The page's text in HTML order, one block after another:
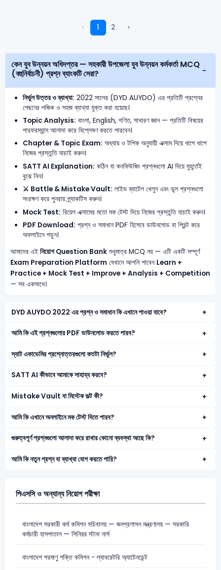
‹ 1 2 ›
কেন যুব উন্নয়ন অধিদপ্তর — সহকারী উপজেলা যুব উন্নয়ন কর্মকর্তা MCQ
(বহুনির্বাচনী) প্রশ্ন ব্যাংকটি সেরা?
নির্ভুল উত্তর ও ব্যাখ্যা: 2022 সালের (DYD AUYDO) এর প্রতিটি প্রশ্নের
পেছনের লজিক ও সহজ ব্যাখ্যা যুক্ত করা হয়েছে।
Topic Analysis: বাংলা, English, গণিত, সাধারণ জ্ঞান — প্রতিটি বিষয়ের
পারফরম্যান্স আলাদা করে বিশ্লেষণ করতে পারবেন।
Chapter & Topic Exam: অধ্যায় ও টপিক অনুযায়ী এক্সাম দিয়ে ধাপে ধাপে
নিজের প্রস্তুতি যাচাই করুন।
SATT AI Explanation: কঠিন বা কনফিউজিং প্রশ্নগুলো AI দিয়ে মুহূর্তেই
বুঝে নিন।
⚔️ Battle & Mistake Vault: লাইভ ব্যাটেল খেলুন এবং ভুল প্রশ্নগুলো
সংরক্ষণ করে পুনরায় প্র্যাকটিস করুন।
Mock Test: রিয়েল এক্সামের মতো মক টেস্ট দিয়ে নিজের প্রস্তুতি যাচাই করুন।
PDF Download: প্রশ্ন ও সমাধান PDF হিসেবে ডাউনলোড বা প্রিন্ট করে
অফলাইনে পড়ুন।
আমাদের এই নিয়োগ Question Bankশুধুমাত্র MCQ নয় — এটি একটি সম্পূর্ণ
Exam Preparation Platform যেখানে আপনি পাবেন Learn +
Practice + Mock Test + Improve + Analysis + Competition
— সব একসাথে।
DYD AUYDO 2022 এর প্রশ্ন ও সমাধান কি এখানে পাওয়া যাবে?
আমি কি এই প্রশ্নগুলোর PDF ডাউনলোড করতে পারব?
স্যাট একাডেমির প্রশ্নোত্তরগুলো কতটা নির্ভুল?
SATT AI কীভাবে আমাকে সাহায্য করবে?
Mistake Vault বা মিস্টেক ভল্ট কী?
আমি কি এখানে অনলাইনে মক টেস্ট দিতে পারব?
গুরুত্বপূর্ণ প্রশ্নগুলো আলাদা করে রাখার কোনো ব্যবস্থা আছে কি?
আমি কি নতুন প্রশ্ন বা ব্যাখ্যা যোগ করতে পারি?
পিএসসি ও অন্যান্য নিয়োগ পরীক্ষা
বাংলাদেশ সরকারী কর্ম কমিশন সচিবালয় — জনপ্রশাসন মন্ত্রণালয় — সরকারি
কর্মচারী হাসপাতাল — সিনিয়র স্টাফ নার্স
বাংলাদেশ পরমাণু শক্তি কমিশন - ল্যাবরেটরি অ্যাটেনডেন্ট